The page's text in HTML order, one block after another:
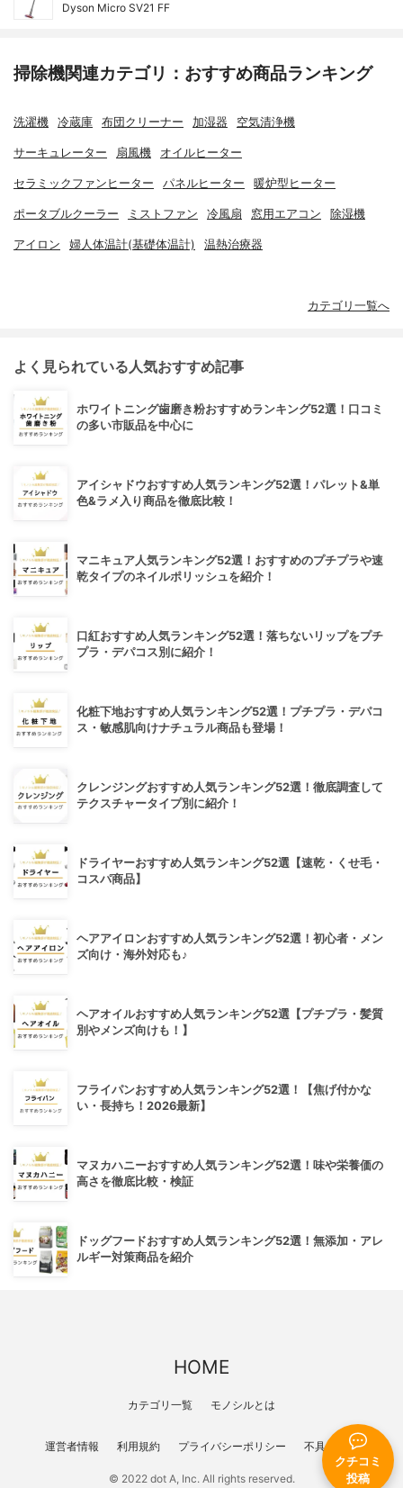
クチコミ
投稿
Dyson Micro SV21 FF
掃除機関連カテゴリ：おすすめ商品ランキング
洗濯機 冷蔵庫 布団クリーナー 加湿器 空気清浄機
サーキュレーター 扇風機 オイルヒーター
セラミックファンヒーター パネルヒーター 暖炉型ヒーター
ポータブルクーラー ミストファン 冷風扇 窓用エアコン 除湿機
アイロン 婦人体温計(基礎体温計) 温熱治療器
カテゴリ一覧へ
よく見られている人気おすすめ記事
ホワイトニング歯磨き粉おすすめランキング52選！口コミ
の多い市販品を中心に
アイシャドウおすすめ人気ランキング52選！パレット&単
色&ラメ入り商品を徹底比較！
マニキュア人気ランキング52選！おすすめのプチプラや速
乾タイプのネイルポリッシュを紹介！
口紅おすすめ人気ランキング52選！落ちないリップをプチ
プラ・デパコス別に紹介！
化粧下地おすすめ人気ランキング52選！プチプラ・デパコ
ス・敏感肌向けナチュラル商品も登場！
クレンジングおすすめ人気ランキング52選！徹底調査して
テクスチャータイプ別に紹介！
ドライヤーおすすめ人気ランキング52選【速乾・くせ毛・
コスパ商品】
ヘアアイロンおすすめ人気ランキング52選！初心者・メン
ズ向け・海外対応も♪
ヘアオイルおすすめ人気ランキング52選【プチプラ・髪質
別やメンズ向けも！】
フライパンおすすめ人気ランキング52選！【焦げ付かな
い・長持ち！2026最新】
マヌカハニーおすすめ人気ランキング52選！味や栄養価の
高さを徹底比較・検証
ドッグフードおすすめ人気ランキング52選！無添加・アレ
ルギー対策商品を紹介
HOME
カテゴリ一覧 モノシルとは
運営者情報 利用規約 プライバシーポリシー 不具合報告
© 2022 dot A, Inc. All rights reserved.